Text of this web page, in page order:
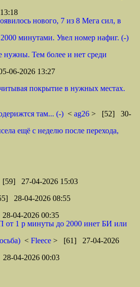
нового, 7 из 8 Мега сил, в
минутами. Увел номер нафиг. (-)
нужны. Тем более и нет среди
06-2026 13:27
покрытие в нужных местах.
там... (-) < ag26 > [52] 30-
ещё с неделю после перехода,
27-04-2026 15:03
28-04-2026 08:55
04-2026 00:35
от 1 р минуты до 2000 инет БИ или
< Fleece > [61] 27-04-2026
04-2026 00:03